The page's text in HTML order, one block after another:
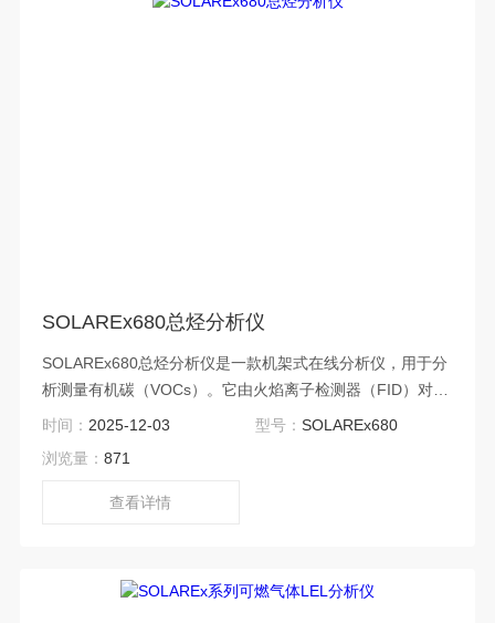
SOLAREx680总烃分析仪
SOLAREx680总烃分析仪是一款机架式在线分析仪，用于分
析测量有机碳（VOCs）。它由火焰离子检测器（FID）对被
测量气体中碳氢化合物浓度转化为电信号。
时间： 2025-12-03 型号：SOLAREx680
浏览量： 871
查看详情